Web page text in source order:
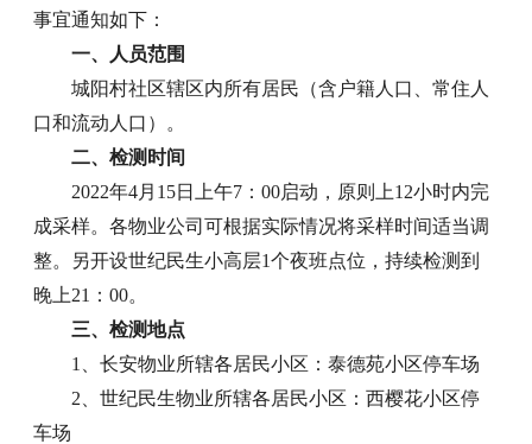
事宜通知如下：
一、人员范围
城阳村社区辖区内所有居民（含户籍人口、常住人
口和流动人口）。
二、检测时间
2022年4月15日上午7：00启动，原则上12小时内完
成采样。各物业公司可根据实际情况将采样时间适当调
整。另开设世纪民生小高层1个夜班点位，持续检测到
晚上21：00。
三、检测地点
1、长安物业所辖各居民小区：泰德苑小区停车场
2、世纪民生物业所辖各居民小区：西樱花小区停
车场